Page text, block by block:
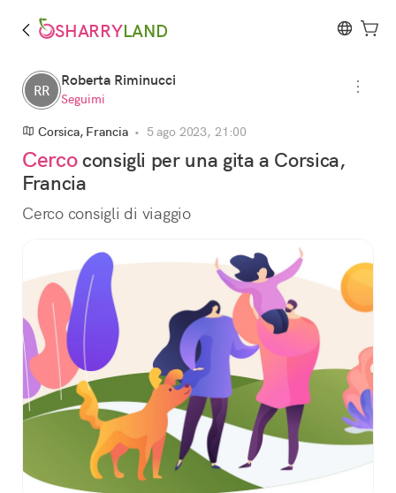
SHARRYLAND
RR
Roberta Riminucci
Seguimi
Corsica, Francia• 5 ago 2023, 21:00
Cercoconsigli per una gita a Corsica,
Francia
Cerco consigli di viaggio